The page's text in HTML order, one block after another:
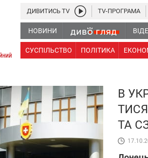
НОВИНИ
СУСПІЛЬСТВО ПОЛІТИКА
ДИВИТИСЬ TV TV-ПРОГРАМА
В
ТА